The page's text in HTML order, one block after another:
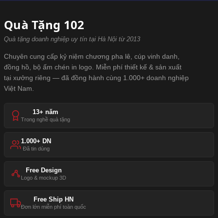
Quà Tặng 102
Quà tặng doanh nghiệp uy tín tại Hà Nội từ 2013
Chuyên cung cấp kỷ niệm chương pha lê, cúp vinh danh,
đồng hồ, bộ ấm chén in logo. Miễn phí thiết kế & sản xuất
tại xưởng riêng — đã đồng hành cùng 1.000+ doanh nghiệp
Việt Nam.
13+ năm
Trong nghề quà tặng
1.000+ DN
Đã tin dùng
Free Design
Logo & mockup 3D
Free Ship HN
Đơn lớn miễn phí toàn quốc